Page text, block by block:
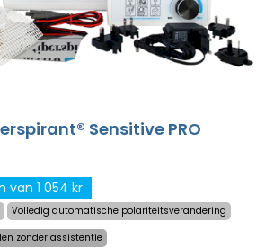
Sensitive PRO
van 1 054 kr
Volledig automatische polariteitsverandering
zonder assistentie